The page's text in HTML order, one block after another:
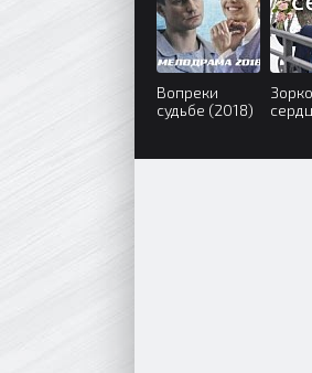
Вопреки
судьбе (2018)